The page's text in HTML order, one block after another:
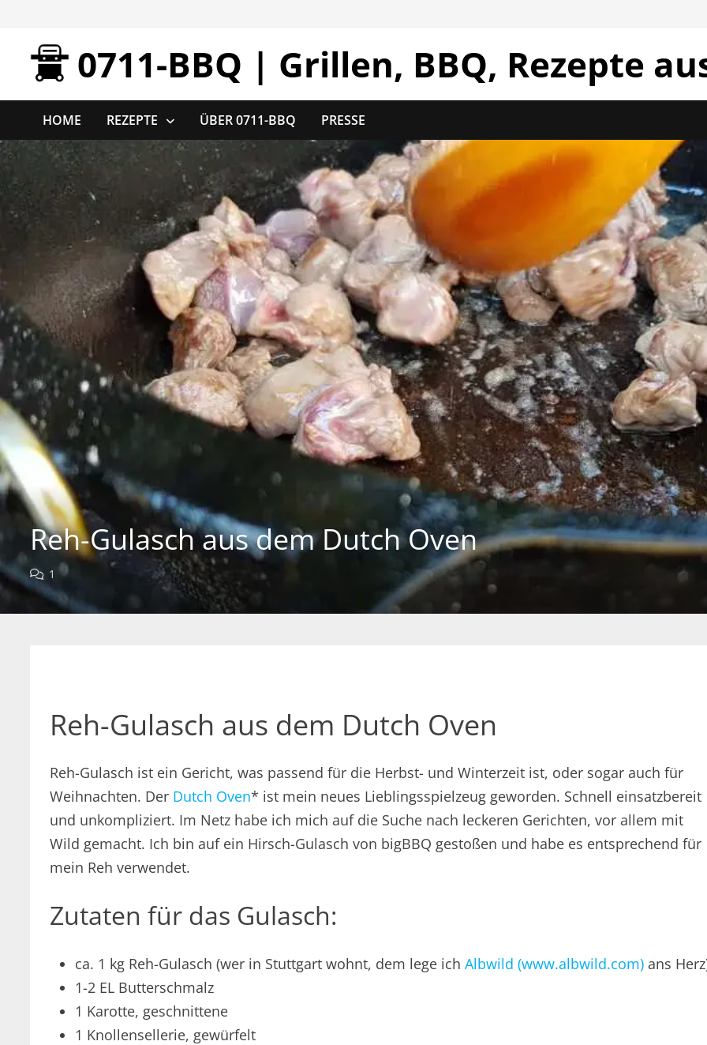
Inhalt
0711-BBQ | Grillen, BBQ, Rezepte
HOME REZEPTE ÜBER 0711-BBQ PRESSE
Reh-Gulasch aus dem Dutch Oven
1
Reh-Gulasch aus dem Dutch Oven
Reh-Gulasch ist ein Gericht, was passend für die Herbst- und Winterzeit ist, oder sogar auch für
Weihnachten. Der Dutch Oven* ist mein neues Lieblingsspielzeug geworden. Schnell einsatzbereit
und unkompliziert. Im Netz habe ich mich auf die Suche nach leckeren Gerichten, vor allem mit
Wild gemacht. Ich bin auf ein Hirsch-Gulasch von bigBBQ gestoßen und habe es entsprechend für
mein Reh verwendet.
Zutaten für das Gulasch:
ca. 1 kg Reh-Gulasch (wer in Stuttgart wohnt, dem lege ichAlbwild (www.albwild.com) ans
1-2 EL Butterschmalz
1 Karotte, geschnittene
1 Knollensellerie, gewürfelt